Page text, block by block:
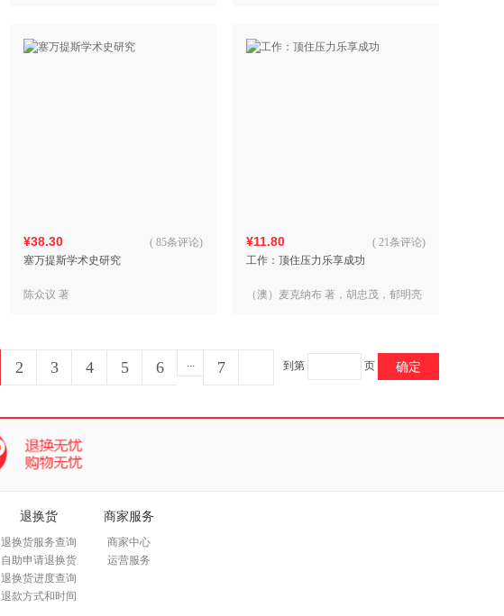
¥38.30
塞万提斯学术史研究
( 85条评论)
陈众议 著
¥11.80
工作：顶住压力乐享成功
( 21条评论)
（澳）麦克纳布 著，胡忠茂，郁明亮
到第 页 确定
2 3 4 5 6 ... 7
退换货
退换货服务查询
自助申请退换货
退换货进度查询
退款方式和时间
商家服务
商家中心
运营服务